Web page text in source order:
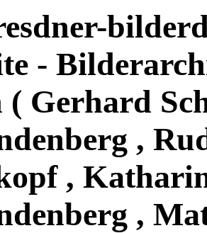
-
Gerhard
,
,
,